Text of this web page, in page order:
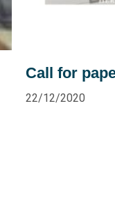
Call for
22/12/2020